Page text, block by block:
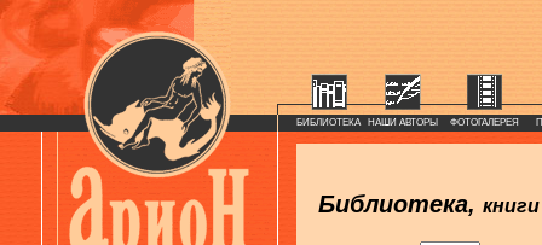
БИБЛИОТЕКА НАШИ АВТОРЫ ФОТОГАЛЕРЕЯ
Библиотека, книги